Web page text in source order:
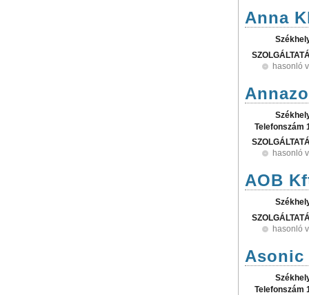
Anna
hasonló
Telefonszám
hasonló
AOB
hasonló
Asonic
Telefonszám